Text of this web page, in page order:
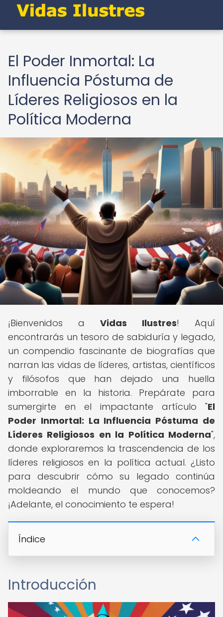
El Poder Inmortal: La
Influencia Póstuma de
Líderes Religiosos en la
Política Moderna
¡Bienvenidos a Vidas Ilustres! Aquí
encontrarás un tesoro de sabiduría y legado,
un compendio fascinante de biografías que
narran las vidas de líderes, artistas, científicos
y filósofos que han dejado una huella
imborrable en la historia. Prepárate para
sumergirte en el impactante artículo "El
Poder Inmortal: La Influencia Póstuma de
Líderes Religiosos en la Política Moderna",
donde exploraremos la trascendencia de los
líderes religiosos en la política actual. ¿Listo
para descubrir cómo su legado continúa
moldeando el mundo que conocemos?
¡Adelante, el conocimiento te espera!
Índice
Introducción